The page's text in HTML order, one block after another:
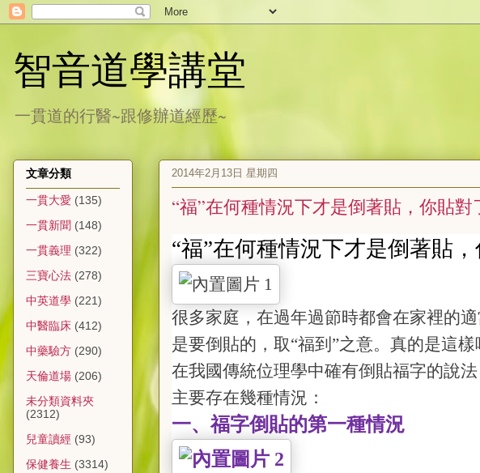
智音道學講堂
一貫道的行醫~跟修辦道經歷~
2014年2月13日 星期四
“福”在何種情況下才是倒著貼，你貼對
“福”在何種情況下才是倒著貼
很多家庭，在過年過節時都會在家裡的
是要倒貼的，取“福到”之意。真的是這樣
在我國傳統位理學中確有倒貼福字的說
主要存在幾種情況：
一、福字倒貼的第一種情況
文章分類
一貫大愛 (135)
一貫新聞 (148)
一貫義理 (322)
三寶心法 (278)
中英道學 (221)
中醫臨床 (412)
中藥驗方 (290)
天倫道場 (206)
未分類資料夾
(2312)
兒童讀經 (93)
保健養生 (3314)